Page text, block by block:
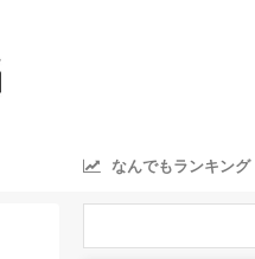
なんでもランキング